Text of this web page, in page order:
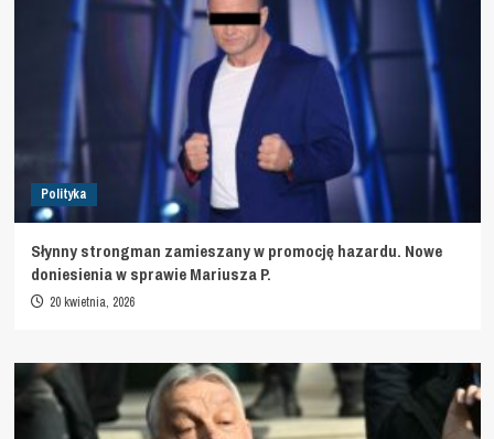
Polityka
Słynny strongman zamieszany w promocję hazardu. Nowe
doniesienia w sprawie Mariusza P.
20 kwietnia, 2026